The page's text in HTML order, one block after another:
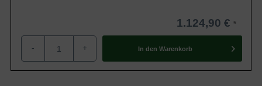
1.124,90 €
- + In den Warenkorb